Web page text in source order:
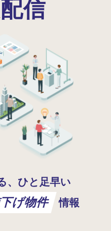
配信
、ひと足早い
げ物件 情報